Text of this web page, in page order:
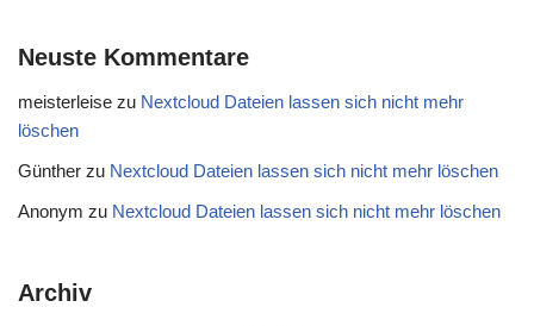
Neuste Kommentare
meisterleise zu Nextcloud Dateien lassen sich nicht mehr
löschen
Günther zu Nextcloud Dateien lassen sich nicht mehr löschen
Anonym zu Nextcloud Dateien lassen sich nicht mehr löschen
Archiv